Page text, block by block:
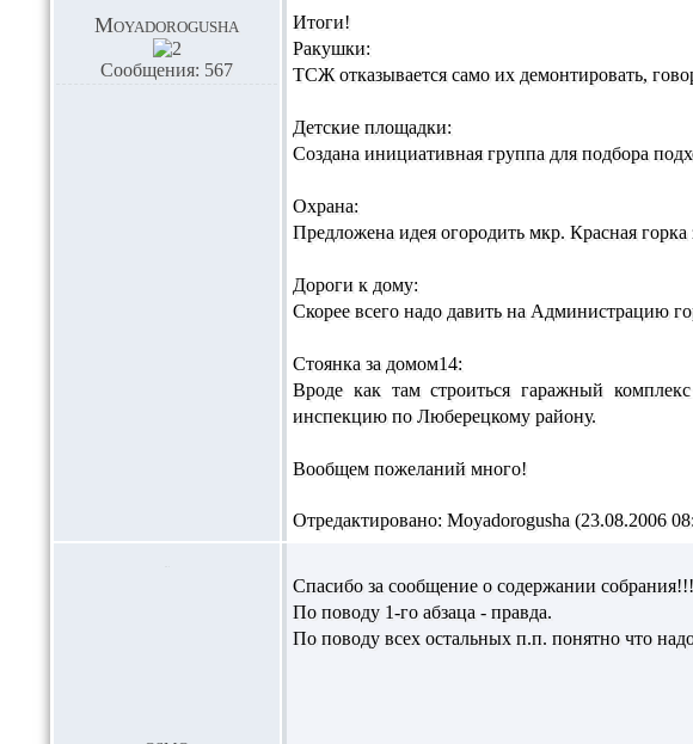
Moyadorogusha
Сообщения: 567
Итоги!
Ракушки:
ТСЖ отказывается само их демонтировать,
Детские площадки:
Создана инициативная группа для подбора
Охрана:
Предложена идея огородить мкр. Красная
Дороги к дому:
Скорее всего надо давить на Администрацию
Стоянка за домом14:
Вроде как там строиться гаражный
инспекцию по Люберецкому району.
Вообщем пожеланий много!
Отредактировано: Moyadorogusha (23.08.2006
Спасибо за сообщение о содержании
По поводу 1-го абзаца - правда.
По поводу всех остальных п.п. понятно что